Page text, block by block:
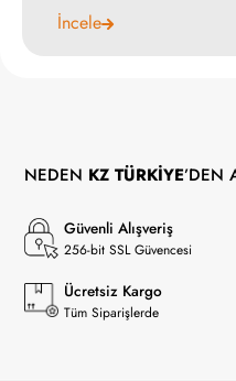
İncele
NEDEN KZ TÜRKİYE’DEN
Güvenli Alışveriş
256-bit SSL Güvencesi
Ücretsiz Kargo
Tüm Siparişlerde